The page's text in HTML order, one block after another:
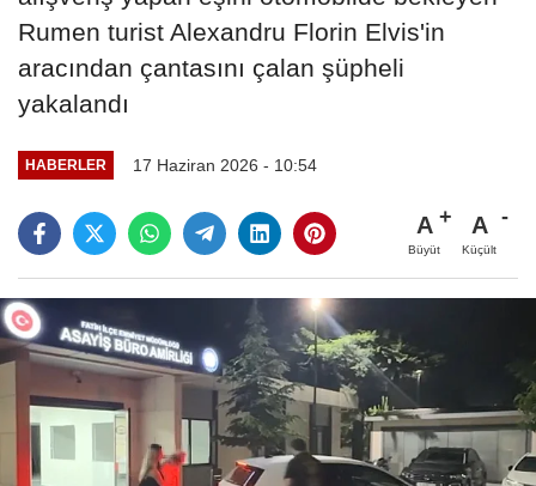
Rumen turist Alexandru Florin Elvis'in
aracından çantasını çalan şüpheli
yakalandı
HABERLER 17 Haziran 2026 - 10:54
A
Büyüt
A
Küçült